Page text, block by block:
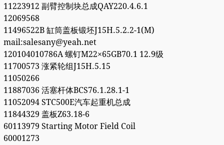
11223912 副臂控制块总成QAY220.4.6.1
12069568
11496522B 缸筒盖板锻坯J15H.5.2.2-1(M)
mail:salesany@yeah.net
120104010786A 螺钉M22×65GB70.1 12.9级
11700573 涨紧轮组J15H.5.15
11050266
11887036 活塞杆体BCS76.1.28.1-1
11052094 STC500E汽车起重机总成
11844329 盖板Z63.18-6
60113979 Starting Motor Field Coil
60001273